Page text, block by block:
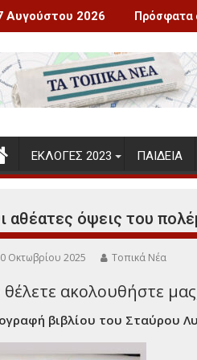
Αυγούστου 2026 Πρόσφατα
Οι δήμοι αποκτούν τη
ΕΚΛΟΓΕΣ 2023 ΠΑΙΔΕΊΑ
αθέατες όψεις του
Οκτωβρίου 2025 Τοπικά Νέα
ακολουθήστε
βιβλίου του Σταύρου